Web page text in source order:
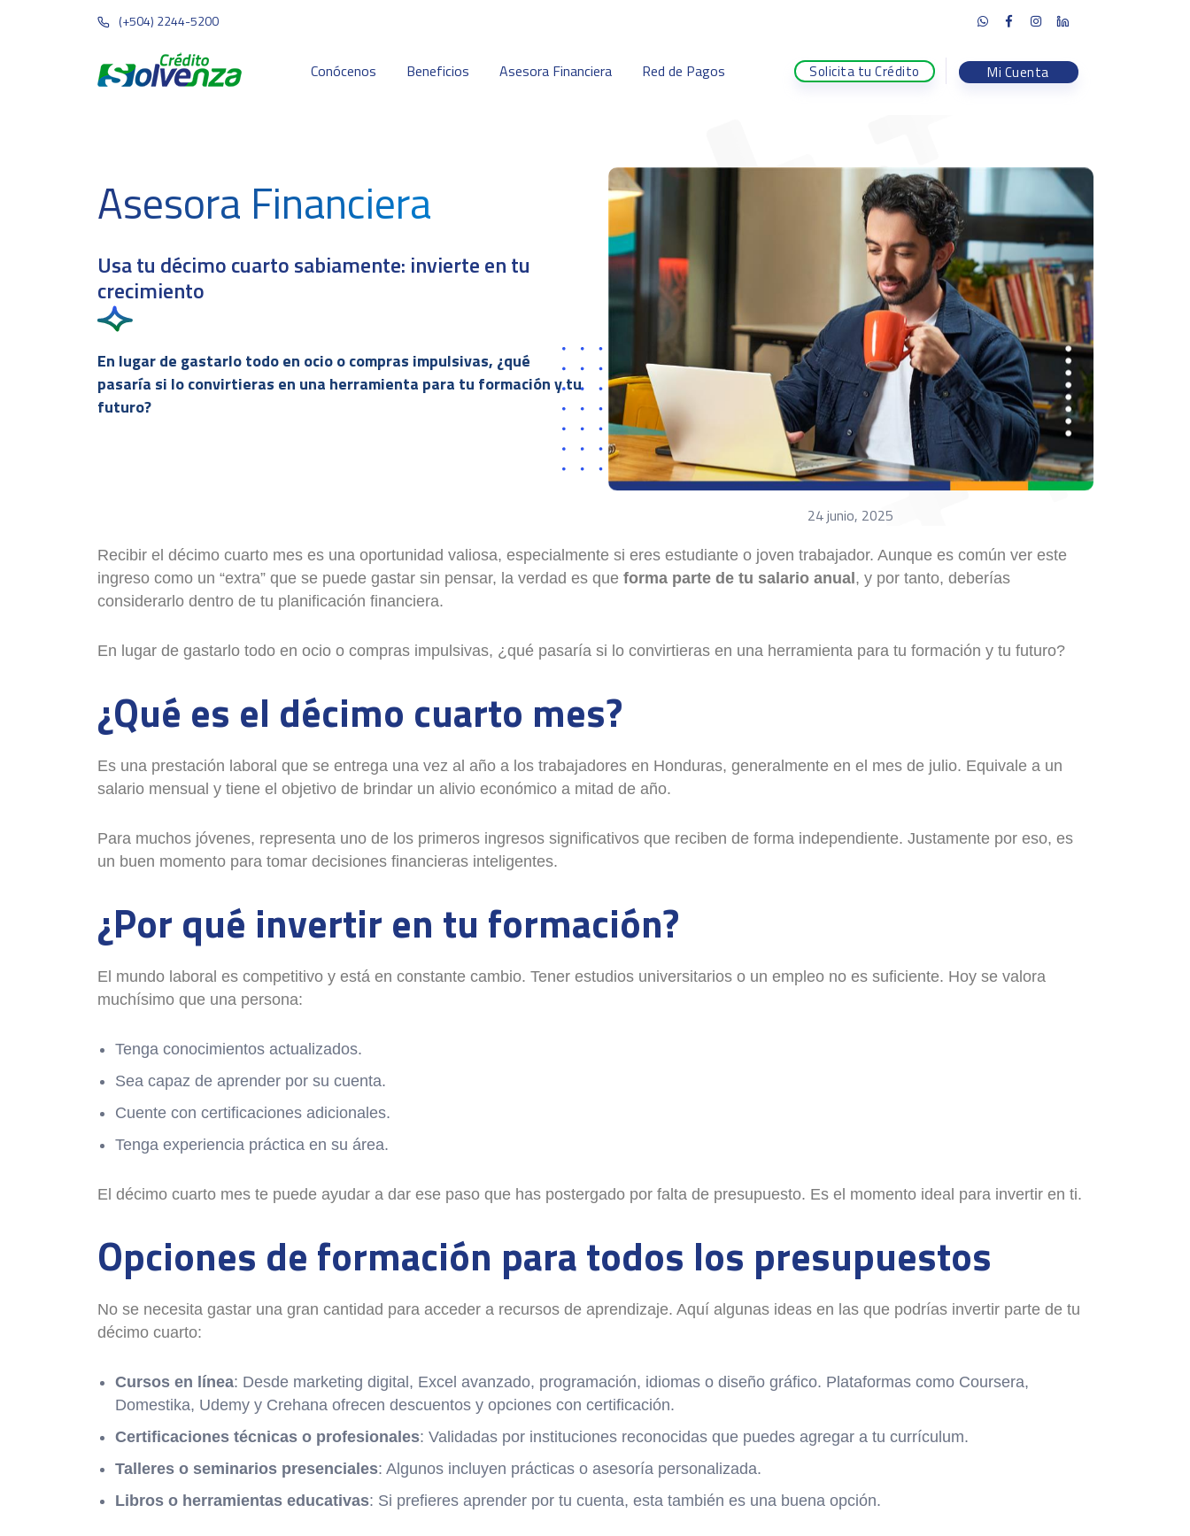
(+504) 2244-5200
Conócenos Beneficios Asesora Financiera Red de Pagos Solicita tu Crédito Mi Cuenta
Asesora Financiera
Usa tu décimo cuarto sabiamente: invierte en tu
crecimiento
En lugar de gastarlo todo en ocio o compras impulsivas, ¿qué
pasaría si lo convirtieras en una herramienta para tu formación y tu
futuro?
24 junio, 2025
Recibir el décimo cuarto mes es una oportunidad valiosa, especialmente si eres estudiante o joven trabajador. Aunque es común ver este
ingreso como un “extra” que se puede gastar sin pensar, la verdad es que forma parte de tu salario anual , y por tanto, deberías
considerarlo dentro de tu planificación financiera.
En lugar de gastarlo todo en ocio o compras impulsivas, ¿qué pasaría si lo convirtieras en una herramienta para tu formación y tu futuro?
¿Qué es el décimo cuarto mes?
Es una prestación laboral que se entrega una vez al año a los trabajadores en Honduras, generalmente en el mes de julio. Equivale a un
salario mensual y tiene el objetivo de brindar un alivio económico a mitad de año.
Para muchos jóvenes, representa uno de los primeros ingresos significativos que reciben de forma independiente. Justamente por eso, es
un buen momento para tomar decisiones financieras inteligentes.
¿Por qué invertir en tu formación?
El mundo laboral es competitivo y está en constante cambio. Tener estudios universitarios o un empleo no es suficiente. Hoy se valora
muchísimo que una persona:
Tenga conocimientos actualizados.
Sea capaz de aprender por su cuenta.
Cuente con certificaciones adicionales.
Tenga experiencia práctica en su área.
El décimo cuarto mes te puede ayudar a dar ese paso que has postergado por falta de presupuesto. Es el momento ideal para invertir en ti.
Opciones de formación para todos los presupuestos
No se necesita gastar una gran cantidad para acceder a recursos de aprendizaje. Aquí algunas ideas en las que podrías invertir parte de tu
décimo cuarto:
Cursos en línea: Desde marketing digital, Excel avanzado, programación, idiomas o diseño gráfico. Plataformas como Coursera,
Domestika, Udemy y Crehana ofrecen descuentos y opciones con certificación.
Certificaciones técnicas o profesionales: Validadas por instituciones reconocidas que puedes agregar a tu currículum.
Talleres o seminarios presenciales: Algunos incluyen prácticas o asesoría personalizada.
Libros o herramientas educativas: Si prefieres aprender por tu cuenta, esta también es una buena opción.